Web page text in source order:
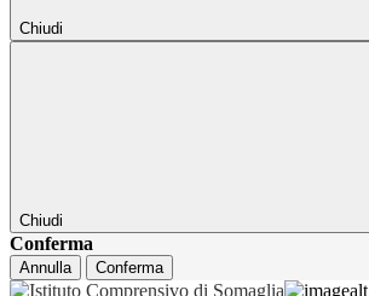
Chiudi
Chiudi
Conferma
Annulla Conferma